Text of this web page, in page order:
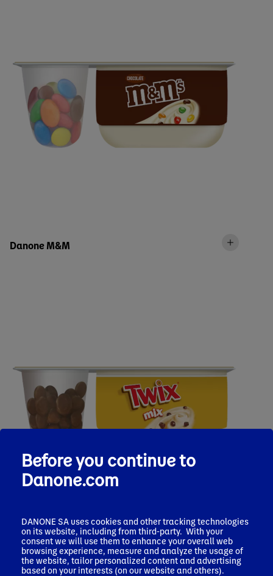
Danone M&M
Danone Twix
Before you continue to
Danone.com
DANONE SA uses cookies and other tracking technologies
on its website, including from third-party. With your
consent we will use them to enhance your overall web
browsing experience, measure and analyze the usage of
the website, tailor personalized content and advertising
based on your interests (on our website and others).